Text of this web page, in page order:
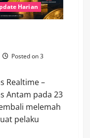
Harian
Posted on 3
Realtime –
Antam pada 23
melemah
pelaku